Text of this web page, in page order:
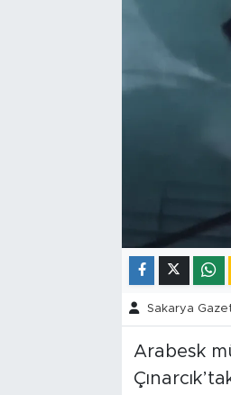
Sakarya
Arabesk